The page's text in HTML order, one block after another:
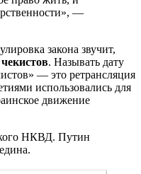
—
закона звучит,
. Называть дату
— это ретрансляция
использовались для
движение
НКВД. Путин